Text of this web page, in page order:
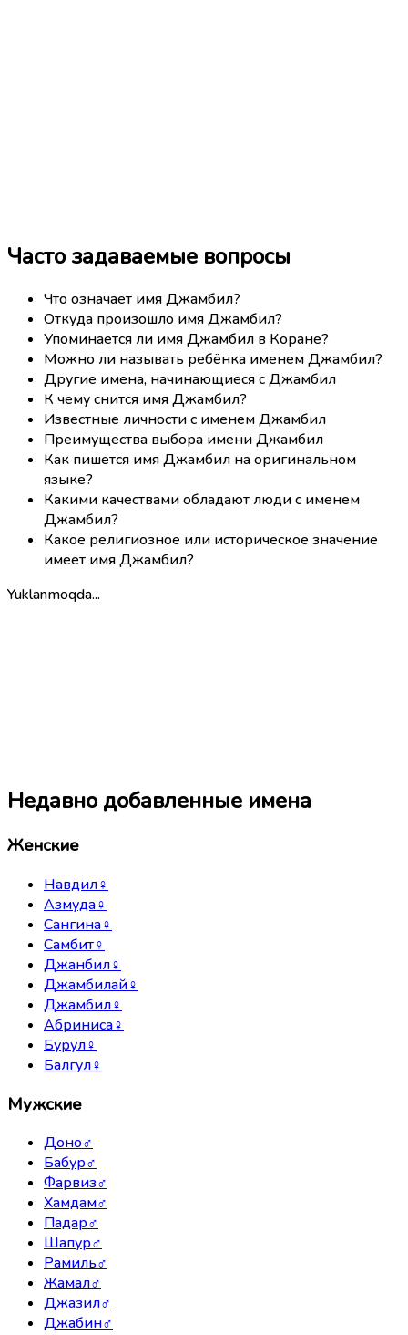
Часто задаваемые вопросы
Что означает имя Джамбил?
Откуда произошло имя Джамбил?
Упоминается ли имя Джамбил в Коране?
Можно ли называть ребёнка именем Джамбил?
Другие имена, начинающиеся с Джамбил
К чему снится имя Джамбил?
Известные личности с именем Джамбил
Преимущества выбора имени Джамбил
Как пишется имя Джамбил на оригинальном
языке?
Какими качествами обладают люди с именем
Джамбил?
Какое религиозное или историческое значение
имеет имя Джамбил?
Yuklanmoqda...
Недавно добавленные имена
Женские
Навдил♀
Азмуда♀
Сангина♀
Самбит♀
Джанбил♀
Джамбилай♀
Джамбил♀
Абриниса♀
Бурул♀
Балгул♀
Мужские
Доно♂
Бабур♂
Фарвиз♂
Хамдам♂
Падар♂
Шапур♂
Рамиль♂
Жамал♂
Джазил♂
Джабин♂